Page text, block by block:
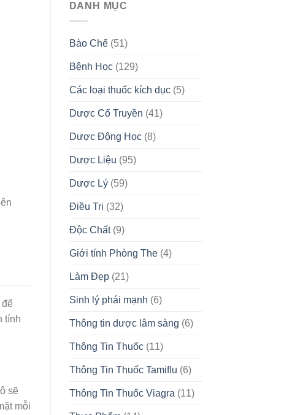
tính
sẽ
mỗi
DANH MỤC
Bào Chế(51)
Bệnh Học(129)
Các loại thuốc kích dục(5)
Dược Cổ Truyền (41)
Dược Động Học(8)
Dược Liệu (95)
Dược Lý(59)
Điều Trị (32)
Độc Chất(9)
Giới tính Phòng The(4)
Làm Đẹp(21)
Sinh lý phái mạnh (6)
Thông tin dược lâm sàng (6)
Thông Tin Thuốc(11)
Thông Tin Thuốc Tamiflu (6)
Thông Tin Thuốc Viagra (11)